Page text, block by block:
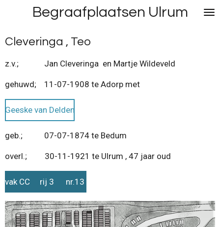
naar
de
hoofdinhoud
Begraafplaatsen Ulrum
Cleveringa , Teo
z.v.; Jan Cleveringa en Martje Wildeveld
gehuwd; 11-07-1908 te Adorp met
Geeske van Delden
geb.; 07-07-1874 te Bedum
overl.; 30-11-1921 te Ulrum , 47 jaar oud
vak CC rij 3 nr.13